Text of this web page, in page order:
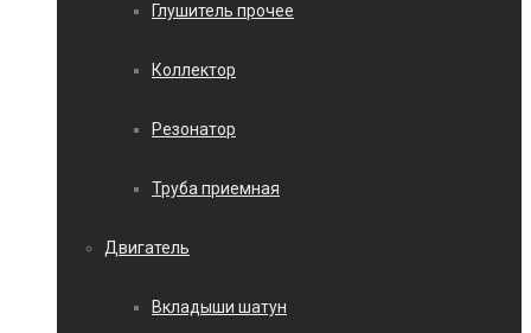
Глушитель прочее
Коллектор
Резонатор
Труба приемная
Двигатель
Вкладыши шатун